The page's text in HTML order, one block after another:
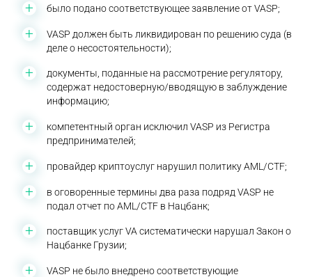
было подано соответствующее заявление от VASP;
VASP должен быть ликвидирован по решению суда (в
деле о несостоятельности);
документы, поданные на рассмотрение регулятору,
содержат недостоверную/вводящую в заблуждение
информацию;
компетентный орган исключил VASP из Регистра
предпринимателей;
провайдер криптоуслуг нарушил политику AML/CTF;
в оговоренные термины два раза подряд VASP не
подал отчет по AML/CTF в Нацбанк;
поставщик услуг VA систематически нарушал Закон о
Нацбанке Грузии;
VASP не было внедрено соответствующие